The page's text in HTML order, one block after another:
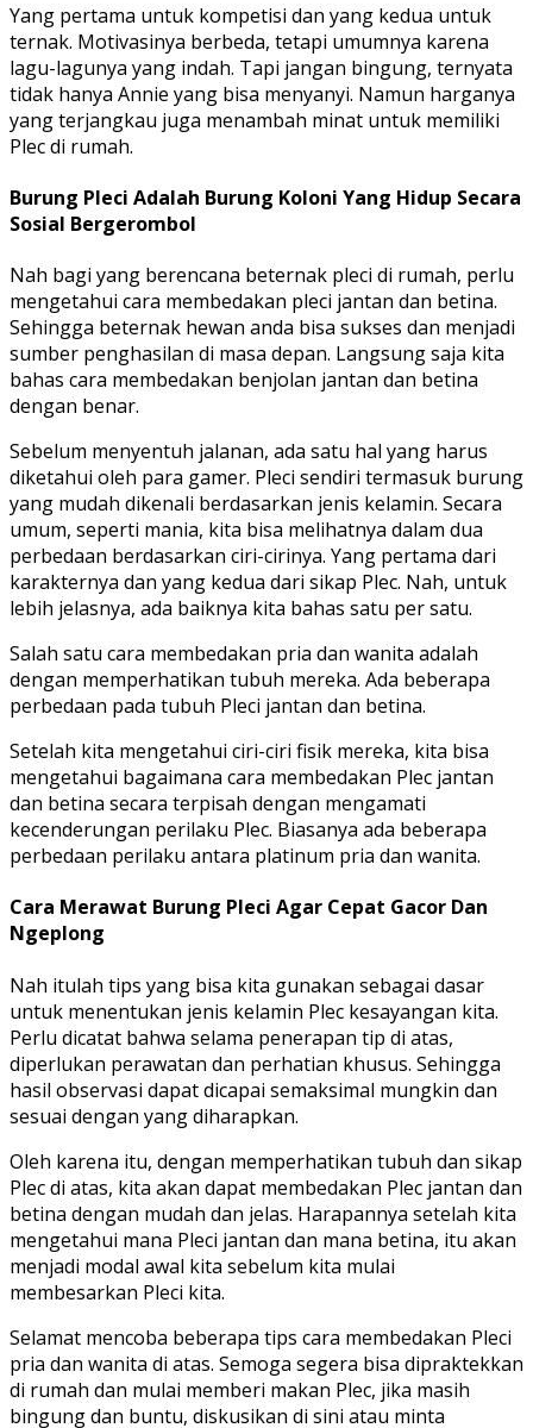
Yang pertama untuk kompetisi dan yang kedua untuk
ternak. Motivasinya berbeda, tetapi umumnya karena
lagu-lagunya yang indah. Tapi jangan bingung, ternyata
tidak hanya Annie yang bisa menyanyi. Namun harganya
yang terjangkau juga menambah minat untuk memiliki
Plec di rumah.
Burung Pleci Adalah Burung Koloni Yang Hidup Secara
Sosial Bergerombol
Nah bagi yang berencana beternak pleci di rumah, perlu
mengetahui cara membedakan pleci jantan dan betina.
Sehingga beternak hewan anda bisa sukses dan menjadi
sumber penghasilan di masa depan. Langsung saja kita
bahas cara membedakan benjolan jantan dan betina
dengan benar.
Sebelum menyentuh jalanan, ada satu hal yang harus
diketahui oleh para gamer. Pleci sendiri termasuk burung
yang mudah dikenali berdasarkan jenis kelamin. Secara
umum, seperti mania, kita bisa melihatnya dalam dua
perbedaan berdasarkan ciri-cirinya. Yang pertama dari
karakternya dan yang kedua dari sikap Plec. Nah, untuk
lebih jelasnya, ada baiknya kita bahas satu per satu.
Salah satu cara membedakan pria dan wanita adalah
dengan memperhatikan tubuh mereka. Ada beberapa
perbedaan pada tubuh Pleci jantan dan betina.
Setelah kita mengetahui ciri-ciri fisik mereka, kita bisa
mengetahui bagaimana cara membedakan Plec jantan
dan betina secara terpisah dengan mengamati
kecenderungan perilaku Plec. Biasanya ada beberapa
perbedaan perilaku antara platinum pria dan wanita.
Cara Merawat Burung Pleci Agar Cepat Gacor Dan
Ngeplong
Nah itulah tips yang bisa kita gunakan sebagai dasar
untuk menentukan jenis kelamin Plec kesayangan kita.
Perlu dicatat bahwa selama penerapan tip di atas,
diperlukan perawatan dan perhatian khusus. Sehingga
hasil observasi dapat dicapai semaksimal mungkin dan
sesuai dengan yang diharapkan.
Oleh karena itu, dengan memperhatikan tubuh dan sikap
Plec di atas, kita akan dapat membedakan Plec jantan dan
betina dengan mudah dan jelas. Harapannya setelah kita
mengetahui mana Pleci jantan dan mana betina, itu akan
menjadi modal awal kita sebelum kita mulai
membesarkan Pleci kita.
Selamat mencoba beberapa tips cara membedakan Pleci
pria dan wanita di atas. Semoga segera bisa dipraktekkan
di rumah dan mulai memberi makan Plec, jika masih
bingung dan buntu, diskusikan di sini atau minta